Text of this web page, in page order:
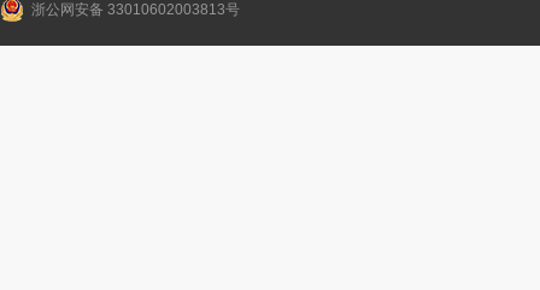
浙公网安备 33010602003813号